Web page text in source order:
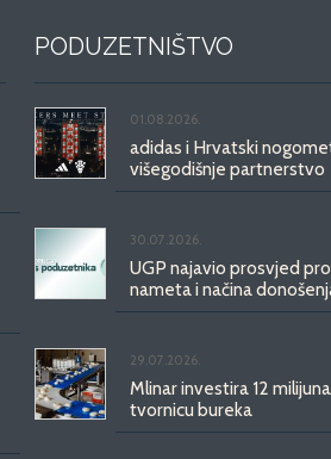
PODUZETNIŠTVO
01.08.2026.
adidas i Hrvatski
višegodišnje partnerstvo
30.07.2026.
UGP najavio prosvjed
nameta i načina
29.07.2026.
Mlinar investira 12
tvornicu bureka